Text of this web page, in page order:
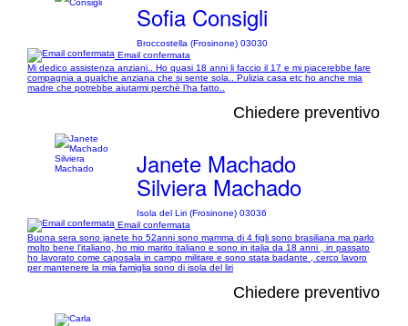
Sofia Consigli
Broccostella (Frosinone) 03030
Email confermata
Mi dedico assistenza anziani.. Ho quasi 18 anni li faccio il 17 e mi piacerebbe fare
compagnia a qualche anziana che si sente sola.. Pulizia casa etc ho anche mia
madre che potrebbe aiutarmi perchè l’ha fatto..
Chiedere preventivo
Janete Machado
Silviera Machado
Isola del Liri (Frosinone) 03036
Email confermata
Buona sera sono janete ho 52anni sono mamma di 4 figli sono brasiliana ma parlo
molto bene l'italiano, ho mio marito italiano e sono in italia da 18 anni , in passato
ho lavorato come caposala in campo militare e sono stata badante , cerco lavoro
per mantenere la mia famiglia sono di isola del liri
Chiedere preventivo